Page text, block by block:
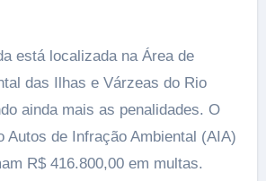
está localizada na Área de
das Ilhas e Várzeas do Rio
ainda mais as penalidades. O
Autos de Infração Ambiental (AIA)
R$ 416.800,00 em multas.